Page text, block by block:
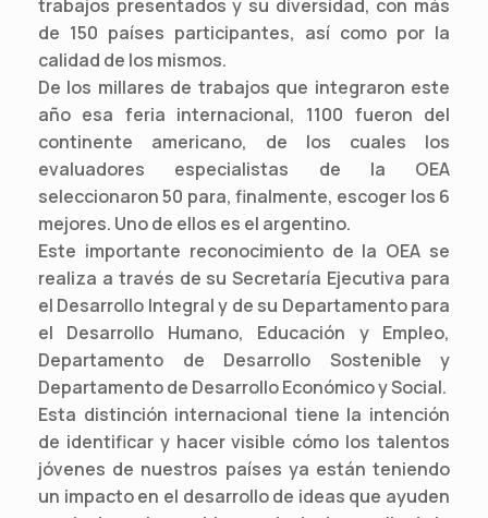
trabajos presentados y su diversidad, con más
de 150 países participantes, así como por la
calidad de los mismos.
De los millares de trabajos que integraron este
año esa feria internacional, 1100 fueron del
continente americano, de los cuales los
evaluadores especialistas de la OEA
seleccionaron 50 para, finalmente, escoger los 6
mejores. Uno de ellos es el argentino.
Este importante reconocimiento de la OEA se
realiza a través de su Secretaría Ejecutiva para
el Desarrollo Integral y de su Departamento para
el Desarrollo Humano, Educación y Empleo,
Departamento de Desarrollo Sostenible y
Departamento de Desarrollo Económico y Social.
Esta distinción internacional tiene la intención
de identificar y hacer visible cómo los talentos
jóvenes de nuestros países ya están teniendo
un impacto en el desarrollo de ideas que ayuden